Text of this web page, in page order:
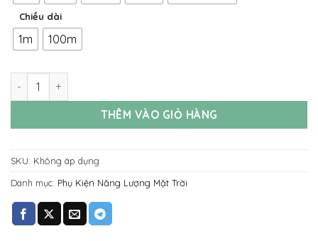
Chiều dài
1m 100m
Dây điện cadivi đơn CV 1.0 1.5 2.5 4.0 đủ màu | lõi đồng
THÊM VÀO GIỎ HÀNG
SKU: Không áp dụng
Danh mục: Phụ Kiện Năng Lượng Mặt Trời